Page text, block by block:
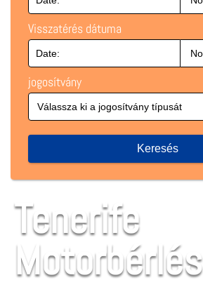
Visszatérés dátuma
jogosítvány
Keresés
Tenerife
Motorbérlés